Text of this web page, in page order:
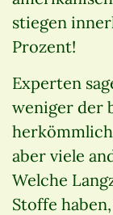
stiegen
Prozent!
Experten
weniger der
aber viele
Welche
Stoffe